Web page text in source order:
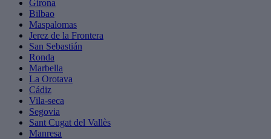
Girona
Bilbao
Maspalomas
Jerez de la Frontera
San Sebastián
Ronda
Marbella
La Orotava
Cádiz
Vila-seca
Segovia
Sant Cugat del Vallès
Manresa